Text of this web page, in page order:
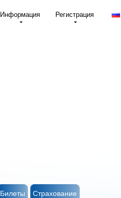
Информация
Регистрация
Билеты Страхование